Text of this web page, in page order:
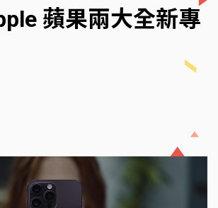
蘋果兩大全新專